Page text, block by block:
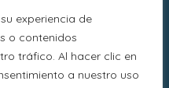
experiencia de
o contenidos
tráfico. Al hacer clic en
a nuestro uso